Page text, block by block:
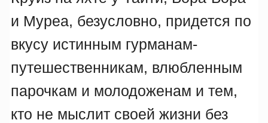
и Муреа, безусловно, придется по
вкусу истинным гурманам-
путешественникам, влюбленным
парочкам и молодоженам и тем,
кто не мыслит своей жизни без